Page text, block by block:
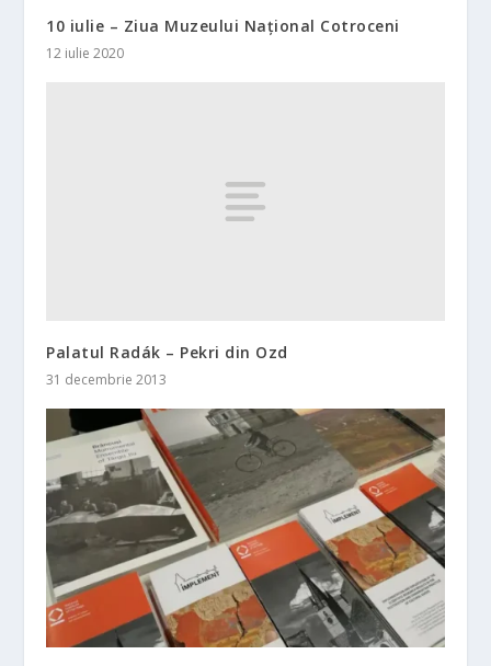
10 iulie – Ziua Muzeului Naţional Cotroceni
12 iulie 2020
Palatul Radák – Pekri din Ozd
31 decembrie 2013